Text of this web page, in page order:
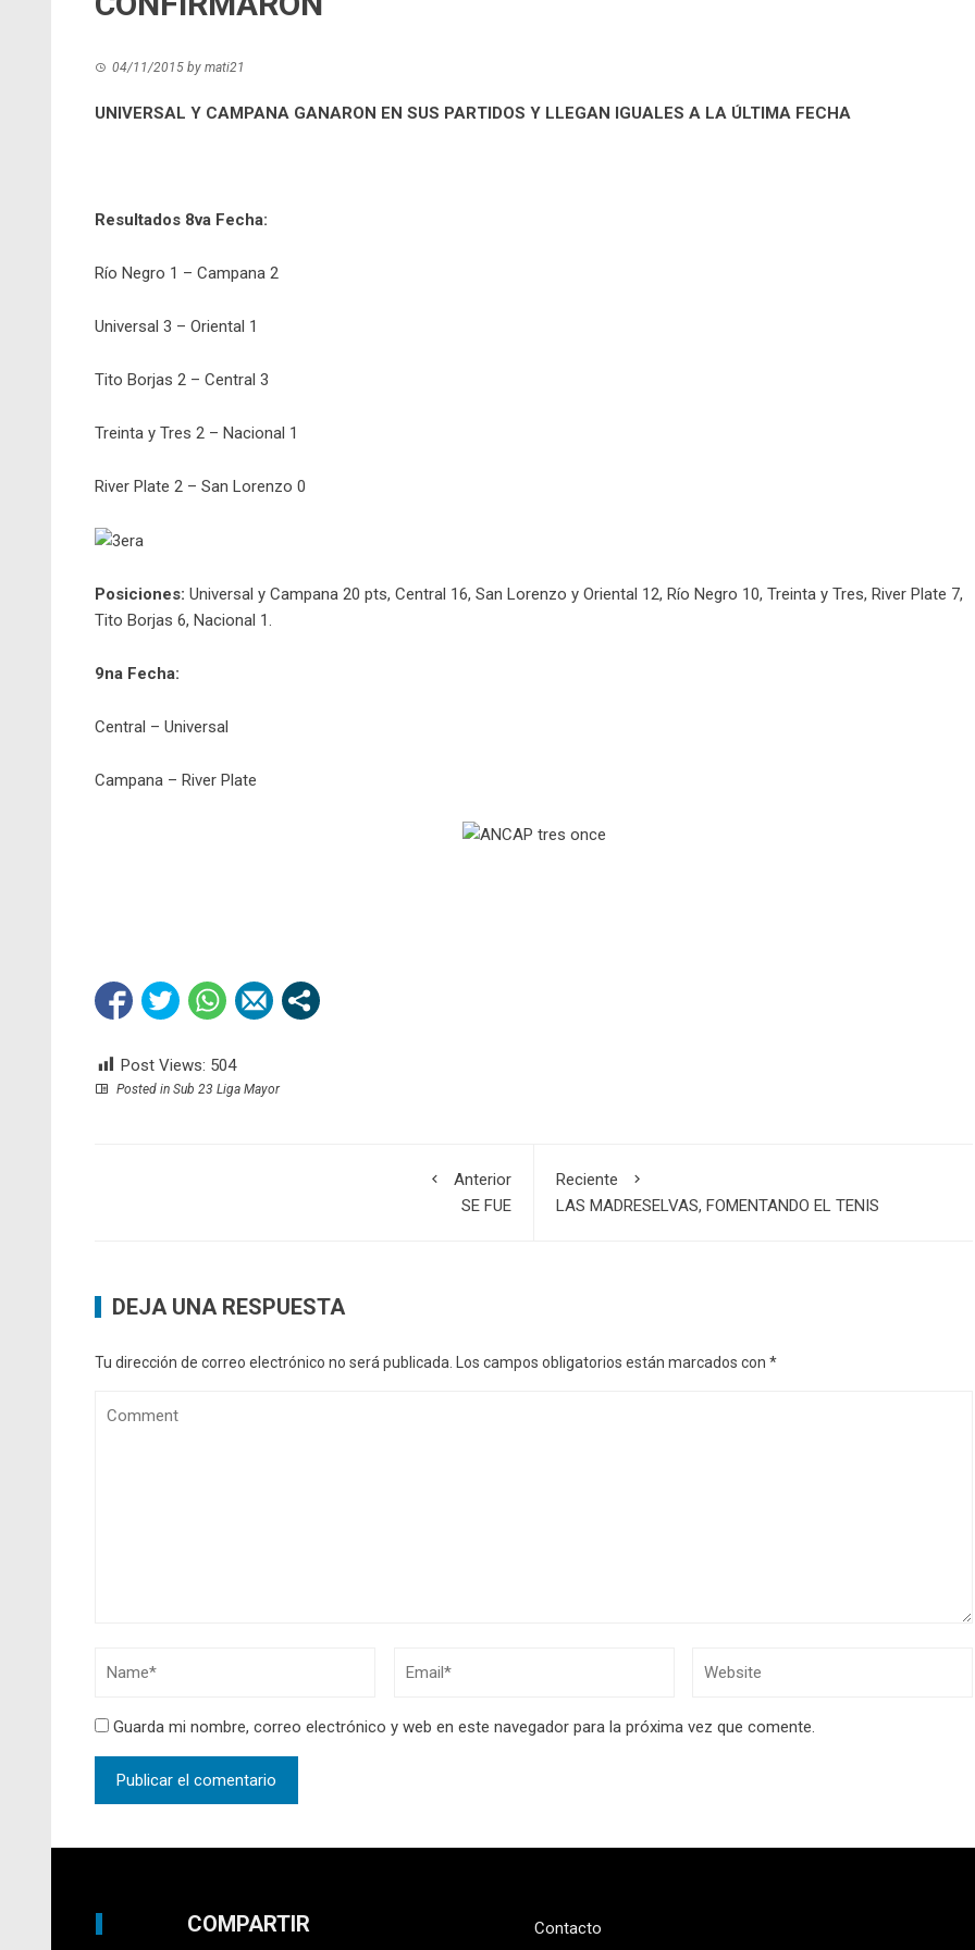
04/11/2015 by mati21
UNIVERSAL Y CAMPANA GANARON EN SUS PARTIDOS Y LLEGAN IGUALES A LA ÚLTIMA FECHA
Resultados 8va Fecha:
Río Negro 1 – Campana 2
Universal 3 – Oriental 1
Tito Borjas 2 – Central 3
Treinta y Tres 2 – Nacional 1
River Plate 2 – San Lorenzo 0
Posiciones: Universal y Campana 20 pts, Central 16, San Lorenzo y Oriental 12, Río Negro 10, Treinta y Tres, River Plate 7,
Tito Borjas 6, Nacional 1.
9na Fecha:
Central – Universal
Campana – River Plate
Post Views: 504
Posted in Sub 23 Liga Mayor
Anterior
SE FUE
Reciente
LAS MADRESELVAS, FOMENTANDO EL TENIS
DEJA UNA RESPUESTA
Tu dirección de correo electrónico no será publicada. Los campos obligatorios están marcados con *
Guarda mi nombre, correo electrónico y web en este navegador para la próxima vez que comente.
COMPARTIR Contacto